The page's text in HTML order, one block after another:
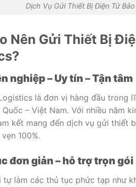
Dịch Vụ Gửi Thiết Bị Điện Tử
Nên Gửi Thiết Bị
nghiệp – Uytín –Tận tâm
là đơn vị hàng đầu trong
Quốc – Việt Nam. Với nhiều năm
kết mang đến dịch vụ gửi thiết
vẹn 100%.
đơn giản – hỗ trợtrọn gói
tự làm các thủ tục phức tạp như